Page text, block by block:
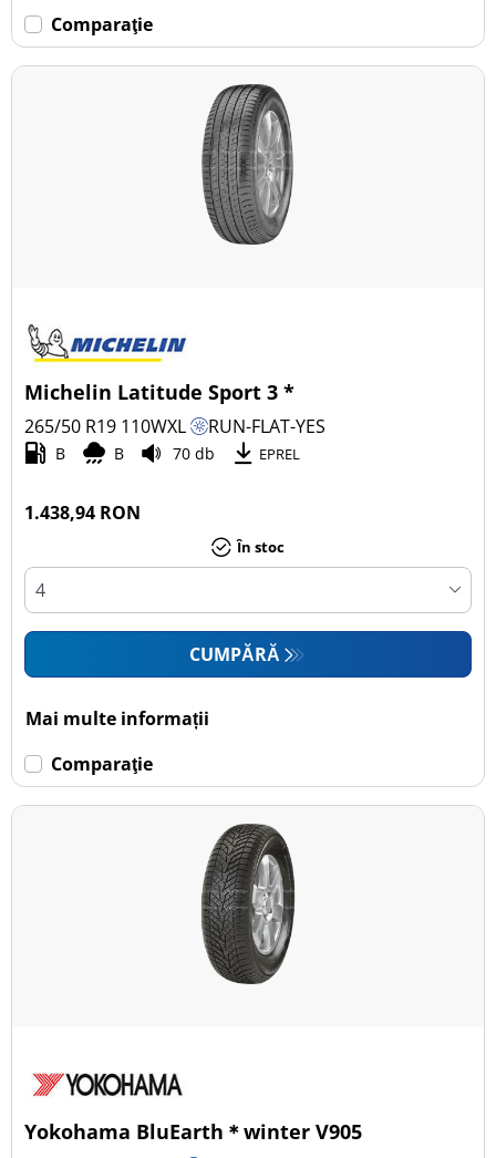
Comparaţie
Michelin Latitude Sport 3 *
265/50 R19 110WXL RUN-FLAT-YES
B B 70 db EPREL
1.438,94 RON
În stoc
CUMPĂRĂ
Mai multe informații
Comparaţie
Yokohama BluEarth＊winter V905